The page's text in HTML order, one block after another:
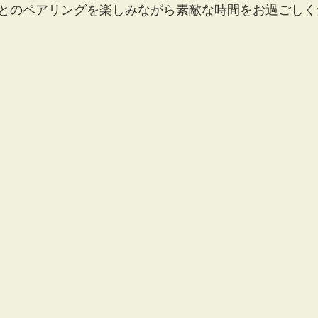
のペアリングを楽しみながら素敵な時間をお過ごし